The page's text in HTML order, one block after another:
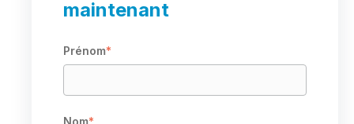
maintenant
Prénom*